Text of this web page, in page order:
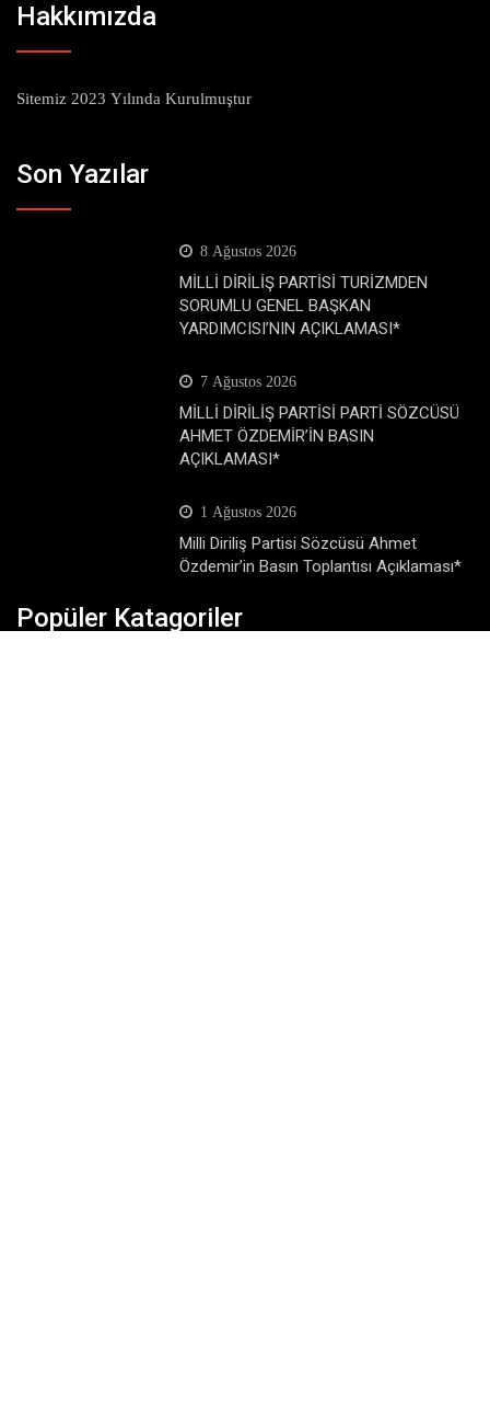
Hakkımızda
Sitemiz 2023 Yılında Kurulmuştur
Son Yazılar
8 Ağustos 2026
MİLLİ DİRİLİŞ PARTİSİ TURİZMDEN
SORUMLU GENEL BAŞKAN
YARDIMCISI’NIN AÇIKLAMASI*
7 Ağustos 2026
MİLLİ DİRİLİŞ PARTİSİ PARTİ SÖZCÜSÜ
AHMET ÖZDEMİR’İN BASIN
AÇIKLAMASI*
1 Ağustos 2026
Milli Diriliş Partisi Sözcüsü Ahmet
Özdemir’in Basın Toplantısı Açıklaması*
Popüler Katagoriler